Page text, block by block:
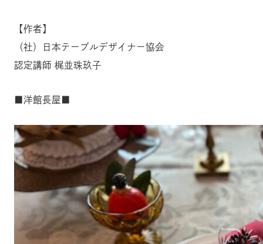
【作者】
（社）日本テーブルデザイナー協会
認定講師 梶並珠玖子
■洋館長屋■